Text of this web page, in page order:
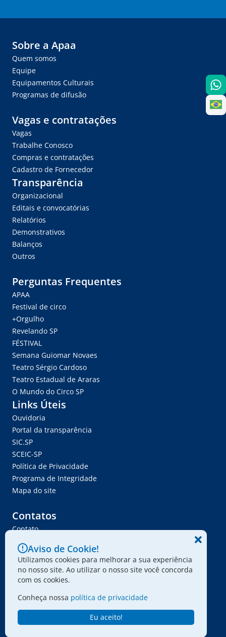
Sobre a Apaa
Quem somos
Equipe
Equipamentos Culturais
Programas de difusão
Vagas e contratações
Vagas
Trabalhe Conosco
Compras e contratações
Cadastro de Fornecedor
Transparência
Organizacional
Editais e convocatórias
Relatórios
Demonstrativos
Balanços
Outros
Perguntas Frequentes
APAA
Festival de circo
+Orgulho
Revelando SP
FÉSTIVAL
Semana Guiomar Novaes
Teatro Sérgio Cardoso
Teatro Estadual de Araras
O Mundo do Circo SP
Links Úteis
Ouvidoria
Portal da transparência
SIC.SP
SCEIC-SP
Política de Privacidade
Programa de Integridade
Mapa do site
Contatos
Contato
Ser Fornecedor
Envie seu projeto
© 2024 - Associação Paulista dos Amigos da Arte
Aviso de Cookie!
Utilizamos cookies para melhorar a sua experiência
no nosso site. Ao utilizar o nosso site você concorda
com os cookies.
Conheça nossa política de privacidade
Eu aceito!